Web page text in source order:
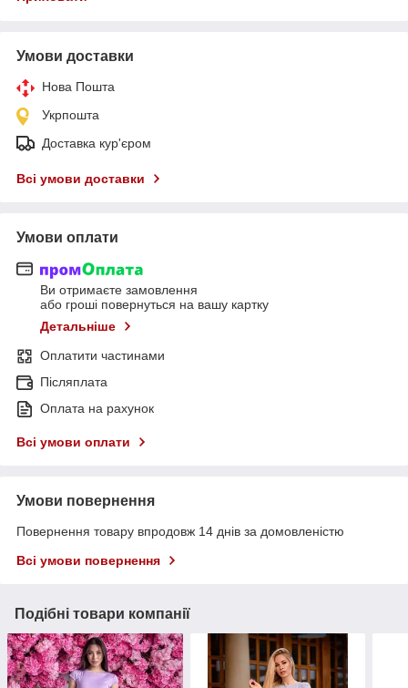
Умови доставки
Нова Пошта
Укрпошта
Доставка кур'єром
Всі умови доставки
Умови оплати
Ви отримаєте замовлення
або гроші повернуться на вашу картку
Детальніше
Оплатити частинами
Післяплата
Оплата на рахунок
Всі умови оплати
Умови повернення
Повернення товару впродовж 14 днів за домовленістю
Всі умови повернення
Подібні товари компанії